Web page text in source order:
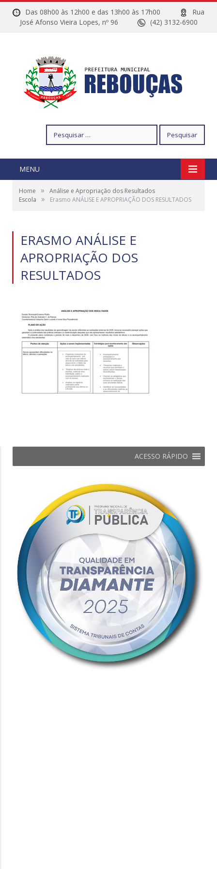
Das 08h00 às 12h00 e das 13h00 às 17h00
Rua
José Afonso Vieira Lopes, nº 96
(42) 3132-6900
por:
MENU
Home »
Análise e Apropriação dos Resultados
Escola
» Erasmo ANÁLISE E APROPRIAÇÃO DOS RESULTADOS
ERASMO ANÁLISE E
APROPRIAÇÃO DOS
RESULTADOS
ACESSO RÁPIDO